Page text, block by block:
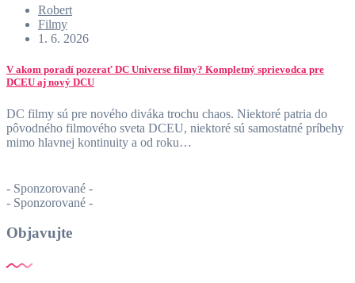
Robert
Filmy
1. 6. 2026
V akom poradí pozerať DC Universe filmy? Kompletný sprievodca pre
DCEU aj nový DCU
DC filmy sú pre nového diváka trochu chaos. Niektoré patria do
pôvodného filmového sveta DCEU, niektoré sú samostatné príbehy
mimo hlavnej kontinuity a od roku…
- Sponzorované -
- Sponzorované -
Objavujte